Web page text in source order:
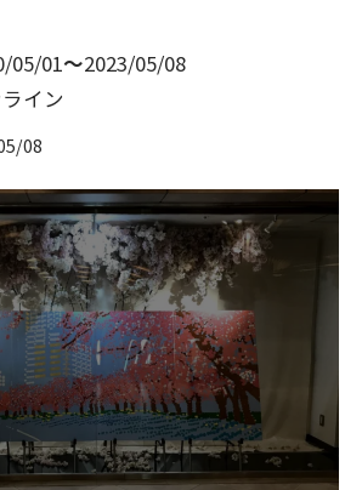
05/01〜2023/05/08
イン
08